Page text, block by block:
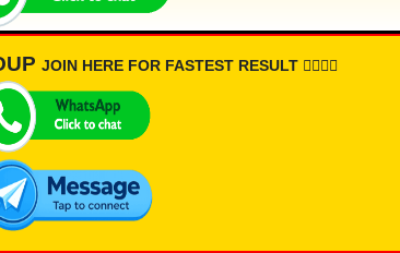
JOIN HERE FOR FASTEST RESULT 👇🏾👇🏾